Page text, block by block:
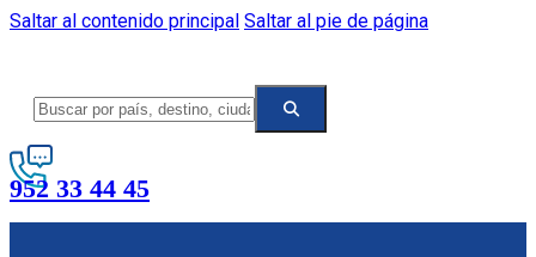
Saltar al contenido principal Saltar al pie de página
952 33 44 45